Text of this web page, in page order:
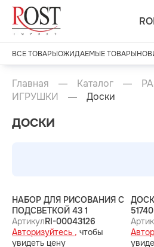
RO
ВСЕ ТОВАРЫОЖИДАЕМЫЕ ТОВАРЫ
Главная Каталог
ИГРУШКИ
Доски
ДОСКИ
НАБОР ДЛЯ РИСОВАНИЯ С
ПОДСВЕТКОЙ 43 1
АртикулRI-00043126
Авторизуйтесь , чтобы
увидеть цену
51740